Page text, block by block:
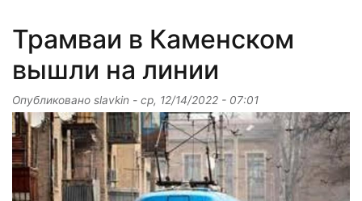
Трамваи в Каменском
вышли на линии
Опубликовано slavkin - ср, 12/14/2022 - 07:01